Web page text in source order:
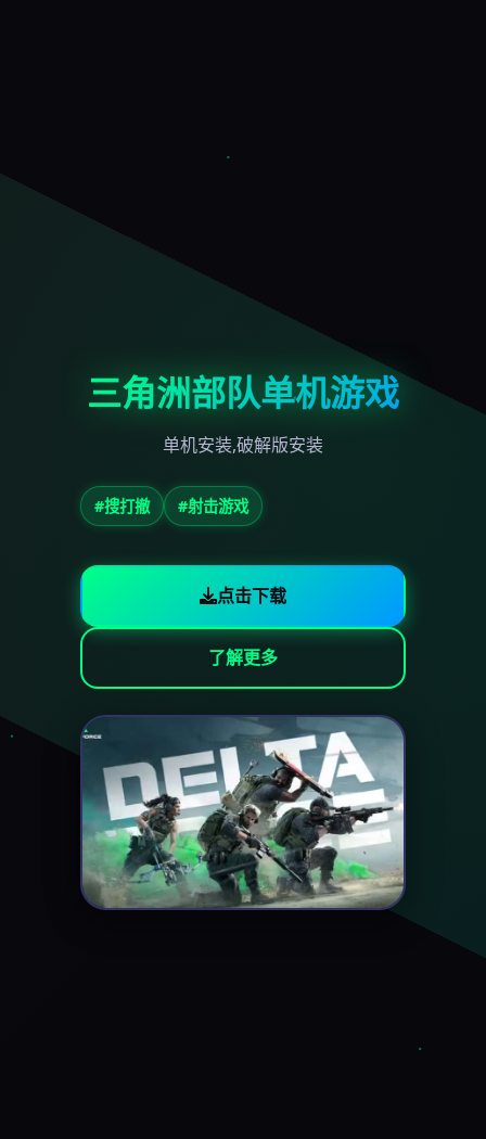
三角洲部队单机游戏
单机安装,破解版安装
#搜打撤 #射击游戏
点击下载
了解更多